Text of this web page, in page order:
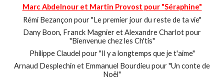
Marc Abdelnour et Martin Provost pour "Séraphine"
Rémi Bezançon pour "Le premier jour du reste de ta vie"
Dany Boon, Franck Magnier et Alexandre Charlot pour
"Bienvenue chez les Ch'tis"
Philippe Claudel pour "Il y a longtemps que je t'aime"
Arnaud Desplechin et Emmanuel Bourdieu pour "Un conte de
Noël"